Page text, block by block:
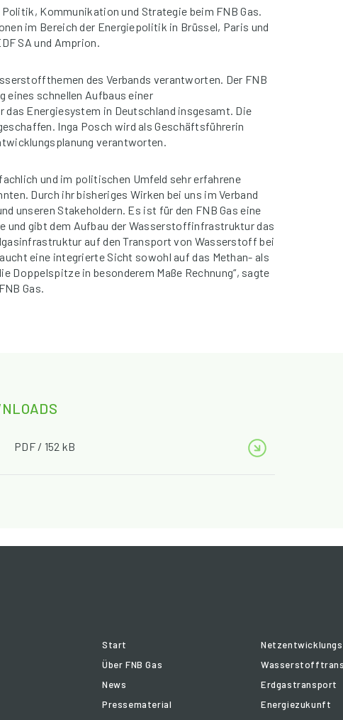
Kommunikation und Strategie beim FNB Gas.
im Bereich der Energiepolitik in Brüssel, Paris und
SA und Amprion.
des Verbands verantworten. Der FNB
eines schnellen Aufbaus einer
Energiesystem in Deutschland insgesamt. Die
Inga Posch wird als Geschäftsführerin
verantworten.
und im politischen Umfeld sehr erfahrene
Durch ihr bisheriges Wirken bei uns im Verband
unseren Stakeholdern. Es ist für den FNB Gas eine
und gibt dem Aufbau der Wasserstoffinfrastruktur das
auf den Transport von Wasserstoff bei
eine integrierte Sicht sowohl auf das Methan- als
Doppelspitze in besonderem Maße Rechnung“, sagte
Gas.
PDF / 152 kB
Start
Über FNB Gas
News
Pressematerial
Erdgastransport
Energiezukunft